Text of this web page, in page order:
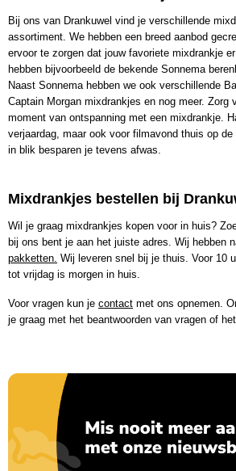
Bij ons van Drankuwel vind je verschillende
assortiment. We hebben een breed aanbod
ervoor te zorgen dat jouw favoriete mixdrankje
hebben bijvoorbeeld de bekende Sonnema
Naast Sonnema hebben we ook verschillende
Captain Morgan mixdrankjes en nog meer. Zorg
moment van ontspanning met een mixdrankje.
verjaardag, maar ook voor filmavond thuis op
in blik besparen je tevens afwas.
Mixdrankjes bestellen bij
Wil je graag mixdrankjes kopen voor in huis?
bij ons bent je aan het juiste adres. Wij hebben
pakketten. Wij leveren snel bij je thuis. Voor 10
tot vrijdag is morgen in huis.
Voor vragen kun je contact met ons opnemen.
je graag met het beantwoorden van vragen of